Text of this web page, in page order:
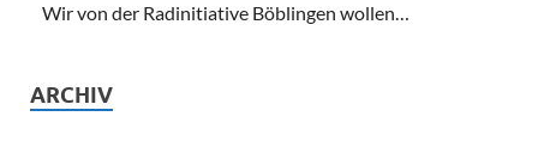
Wir von der Radinitiative Böblingen wollen…
ARCHIV